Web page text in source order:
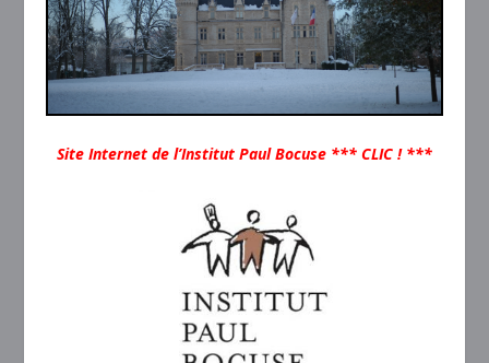
Site Internet de l’Institut Paul Bocuse *** CLIC ! ***